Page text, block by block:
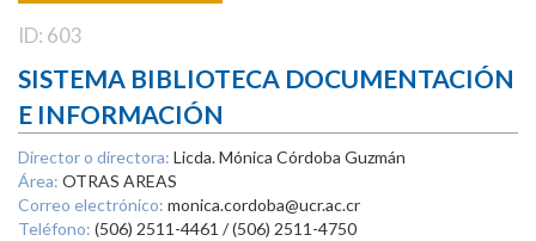
ID: 603
SISTEMA BIBLIOTECA DOCUMENTACIÓN
E INFORMACIÓN
Director o directora: Licda. Mónica Córdoba Guzmán
Área: OTRAS AREAS
Correo electrónico: monica.cordoba@ucr.ac.cr
Teléfono: (506) 2511-4461 / (506) 2511-4750